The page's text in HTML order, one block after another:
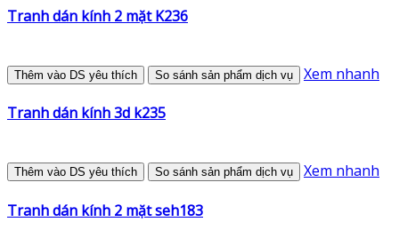
Tranh dán kính 2 mặt K236
Thêm vào DS yêu thích So sánh sản phẩm dịch vụ Xem nhanh
Tranh dán kính 3d k235
Thêm vào DS yêu thích So sánh sản phẩm dịch vụ Xem nhanh
Tranh dán kính 2 mặt seh183